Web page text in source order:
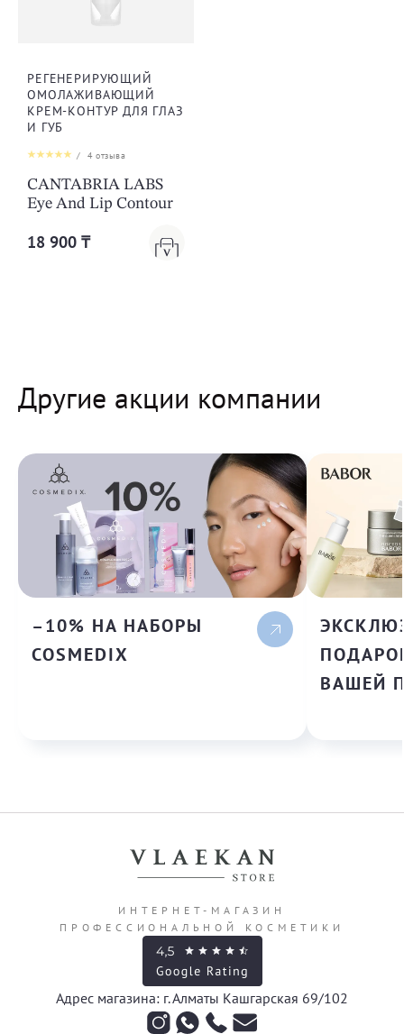
РЕГЕНЕРИРУЮЩИЙ
ОМОЛАЖИВАЮЩИЙ
КРЕМ-КОНТУР ДЛЯ ГЛАЗ
И ГУБ
/ 4отзыва
CANTABRIA LABS
Eye And Lip Contour
18 900 ₸
Другие акции компании
–10% НА НАБОРЫ
COSMEDIX
ВАШЕЙ
ИНТЕРНЕТ-МАГАЗИН
ПРОФЕССИОНАЛЬНОЙ КОСМЕТИКИ
Адрес магазина: г. Алматы Кашгарская 69/102